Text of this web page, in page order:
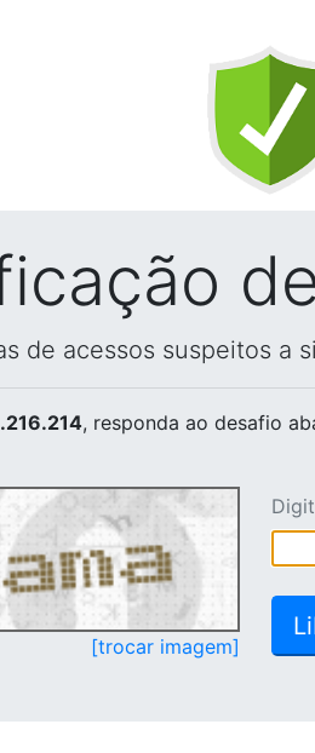
de acessos suspeitos a
, responda ao desafio
[trocar imagem]